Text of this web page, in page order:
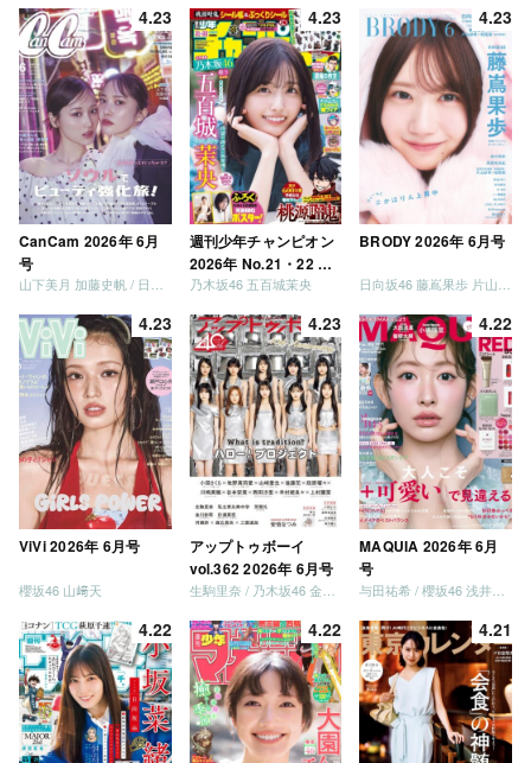
4.23
CanCam 2026年 6月
号
4.23
週刊少年チャンピオン
2026年 No.21・22 合
併号
乃木坂46 五百城茉央
4.23
BRODY 2026年 6月号
4.23
ViVi 2026年 6月号
櫻坂46 山﨑天
4.23
アップトゥボーイ
vol.362 2026年 6月号
4.22
MAQUIA 2026年 6月
号
4.22 4.22 4.21